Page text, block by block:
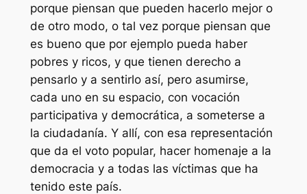
porque piensan que pueden hacerlo mejor o
de otro modo, o tal vez porque piensan que
es bueno que por ejemplo pueda haber
pobres y ricos, y que tienen derecho a
pensarlo y a sentirlo así, pero asumirse,
cada uno en su espacio, con vocación
participativa y democrática, a someterse a
la ciudadanía. Y allí, con esa representación
que da el voto popular, hacer homenaje a la
democracia y a todas las víctimas que ha
tenido este país.